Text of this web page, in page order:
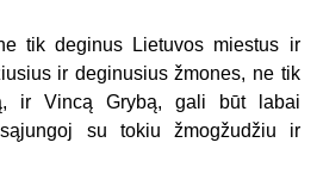
tik deginus Lietuvos miestus ir
ir deginusius žmones, ne tik
ir Vincą Grybą, gali būt labai
su tokiu žmogžudžiu ir